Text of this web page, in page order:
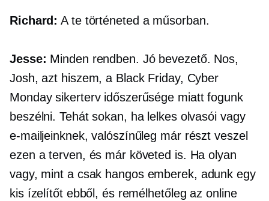
Richard: A te történeted a műsorban.
Jesse: Minden rendben. Jó bevezető. Nos,
Josh, azt hiszem, a Black Friday, Cyber ​​
Monday sikerterv időszerűsége miatt fogunk
beszélni. Tehát sokan, ha lelkes olvasói vagy
e-mailjeinknek, valószínűleg már részt veszel
ezen a terven, és már követed is. Ha olyan
vagy, mint a csak hangosemberek, adunk egy
kis ízelítőt ebből, és remélhetőleg az online